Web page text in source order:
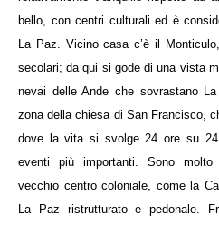
bello, con centri culturali ed è
La Paz. Vicino casa c’è il
secolari; da qui si gode di una vista
nevai delle Ande che sovrastano
zona della chiesa di San Francisco,
dove la vita si svolge 24 ore su
eventi più importanti. Sono molto
vecchio centro coloniale, come la
La Paz ristrutturato e pedonale.